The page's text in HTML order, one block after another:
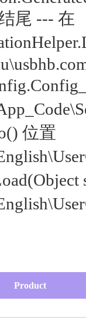
尾 --- 在
位置
Product